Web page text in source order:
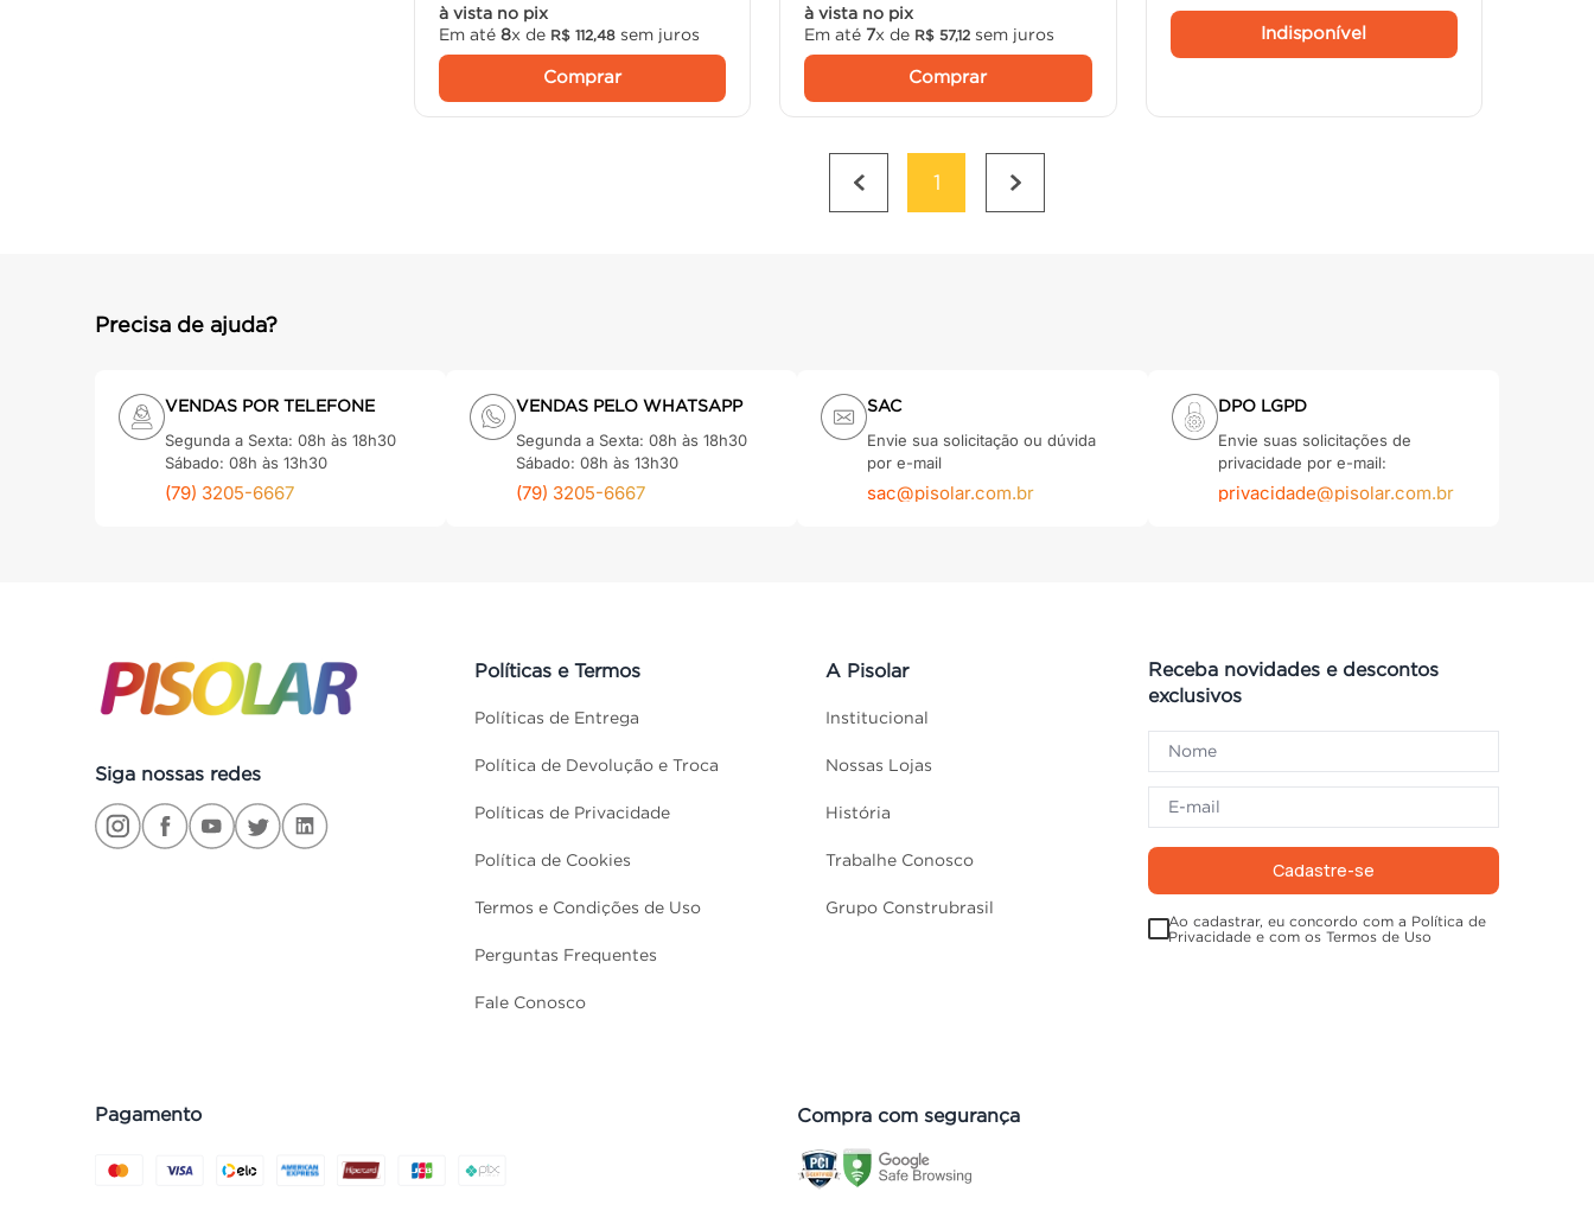
à vista no pix
Em até 8x de R$ 112, 48sem juros
Comprar
à vista no pix
Em até 7x de R$ 57,12 sem juros
Comprar
Indisponível
1
Precisa de ajuda?
VENDAS POR TELEFONE
Segunda a Sexta: 08h às 18h30
Sábado: 08h às 13h30
(79) 3205-6667
VENDAS PELO WHATSAPP
Segunda a Sexta: 08h às 18h30
Sábado: 08h às 13h30
(79) 3205-6667
SAC
Envie sua solicitação ou dúvida
por e-mail
sac@pisolar.com.br
DPO LGPD
Envie suas solicitações de
privacidade por e-mail:
privacidade@pisolar.com.br
Siga nossas redes
Políticas e Termos
Políticas de Entrega
Política de Devolução e Troca
Políticas de Privacidade
Política de Cookies
Termos e Condições de Uso
Perguntas Frequentes
Fale Conosco
A Pisolar
Institucional
Nossas Lojas
História
Trabalhe Conosco
Grupo Construbrasil
Receba novidades e descontos
exclusivos
Cadastre-se
Ao cadastrar, eu concordo com a Política de
Privacidade e com os Termos de Uso
Pagamento Compra com segurança